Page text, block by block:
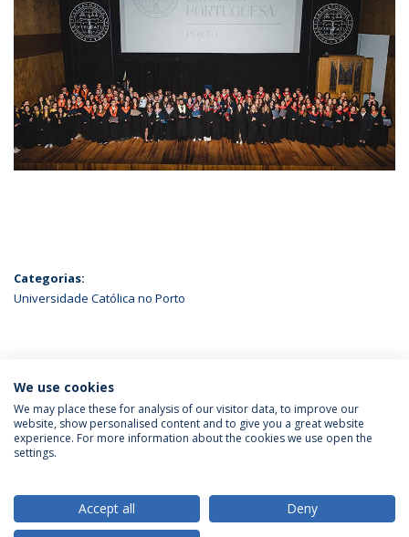
Categorias:
Universidade Católica no Porto
ÚLTIMAS NOTÍCIAS
Política de Privacidade
Termos & Condições
We use cookies
We may place these for analysis of our visitor data, to improve our
website, show personalised content and to give you a great website
experience. For more information about the cookies we use open the
settings.
Accept all
Deny